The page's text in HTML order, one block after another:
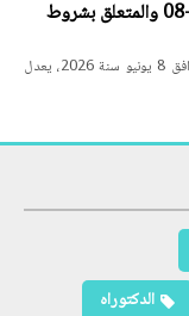
قانون رقم 26-12 يعدل ويتمم القانون رقم 04-08 والمتعلق بشروط
قانون رقم 26-12 مؤرخ في 22 ذي الحجة عام 1447 الموافق 8 يونيو سنة 2026، يعدل
الدكتوراه